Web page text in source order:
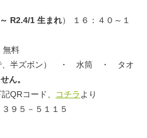
R2.4/1 生まれ） １６：４０～１
料
で、半ズボン） ・ 水筒 ・ タオ
ん。
QRコード、
コチラ より
９５－５１１５